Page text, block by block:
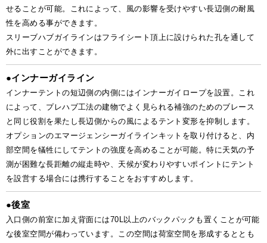
せることが可能。これによって、風の影響を受けやすい長辺側の耐風
性を高める事ができます。
スリーブハブガイラインはフライシート頂上に設けられた孔を通して
外に出すことができます。
●インナーガイライン
インナーテントの短辺側の内側にはインナーガイロープを設置。これ
によって、プレハブ工法の建物でよく見られる補強のためのブレース
と同じ役割を果たし長辺側からの風によるテント変形を抑制します。
オプションのエマージェンシーガイラインキットを取り付けると、内
部空間を犠牲にしてテントの強度を高めることが可能。特に天気の予
測が困難な長距離の縦走時や、天候が変わりやすいポイントにテント
を設営する場合には携行することをおすすめします。
●後室
入口側の前室に加え背面には70L以上のバックパックも置くことが可能
な後室空間が備わっています。この空間は荷室空間を形成するととも